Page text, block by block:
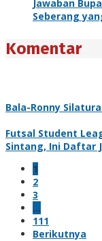
Jawaban
Seberang
Komentar
Bala-Ronny
Futsal Student
Sintang, Ini Daftar
1
2
3
…
111
Berikutnya